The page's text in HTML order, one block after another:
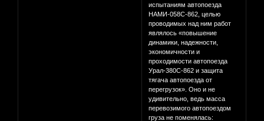
испытаниям автопоезда
НАМИ-058С-862, целью
проводимых над ним работ
являлось «повышение
динамики, надежности,
экономичности и
проходимости автопоезда
Урал-380С-862 и защита
тягача автопоезда от
перегрузок». Оно и не
удивительно, ведь масса
перевозимого автопоездом
груза не поменялась: